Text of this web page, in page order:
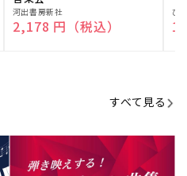
販
売
河出書房新社
通常価格
2,178 円（税込）
販
売
ひ
すべて見る